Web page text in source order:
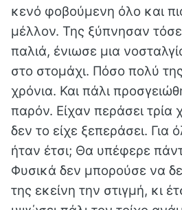
κενό φοβούμενη όλο και
μέλλον. Της ξύπνησαν
παλιά, ένιωσε μια
στο στομάχι. Πόσο πολύ
χρόνια. Και πάλι
παρόν. Είχαν περάσει τρία
δεν το είχε ξεπεράσει. Για
ήταν έτσι; Θα υπέφερε
Φυσικά δεν μπορούσε να
της εκείνη την στιγμή, κι